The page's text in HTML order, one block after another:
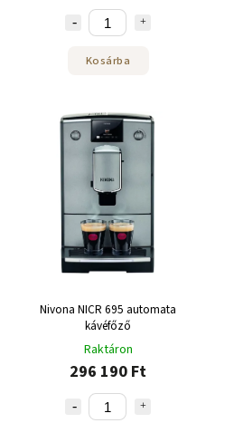
Kosárba
Nivona NICR 695 automata
kávéfőző
Raktáron
296 190 Ft